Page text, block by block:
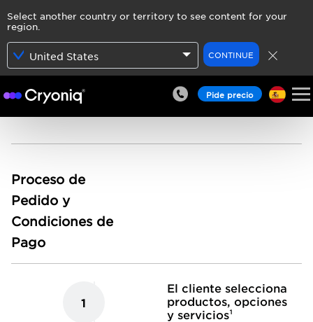
Select another country or territory to see content for your
region.
United States CONTINUE
Pide precio
Proceso de
Pedido y
Condiciones de
Pago
1
El cliente selecciona
productos, opciones
y servicios¹